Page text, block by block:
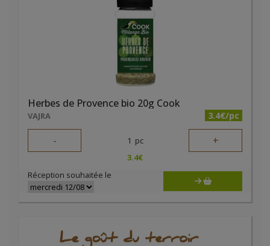
Herbes de Provence bio 20g Cook
VAJRA 3.4€/pc
- 1 pc +
3.4€
Réception souhaitée le